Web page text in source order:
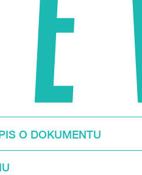
O DOKUMENTU